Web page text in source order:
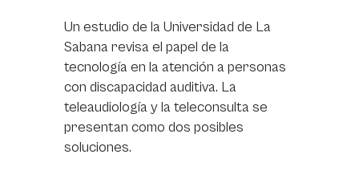
Un estudio de la Universidad de La
Sabana revisa el papel de la
tecnología en la atención a personas
con discapacidad auditiva. La
teleaudiología y la teleconsulta se
presentan como dos posibles
soluciones.